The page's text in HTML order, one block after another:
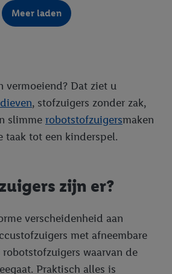
Meer laden
vermoeiend? Dat ziet u
, stofzuigers zonder zak,
slimme robotstofzuigersmaken
taak tot een kinderspel.
zijn er?
verscheidenheid aan
met afneembare
waarvan de
Praktisch alles is